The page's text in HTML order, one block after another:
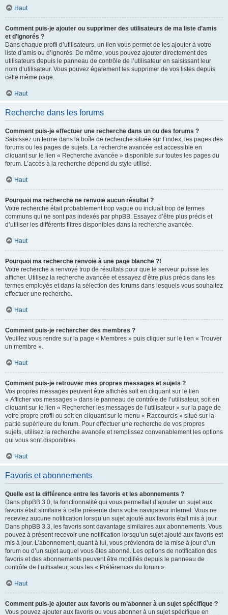
Haut
Comment puis-je ajouter ou supprimer des utilisateurs de ma liste d’amis
et d’ignorés ?
Dans chaque profil d’utilisateurs, un lien vous permet de les ajouter à votre
liste d’amis ou d’ignorés. De même, vous pouvez ajouter directement des
utilisateurs depuis le panneau de contrôle de l’utilisateur en saisissant leur
nom d’utilisateur. Vous pouvez également les supprimer de vos listes depuis
cette même page.
Haut
Recherche dans les forums
Comment puis-je effectuer une recherche dans un ou des forums ?
Saisissez un terme dans la boîte de recherche située sur l’index, les pages des
forums ou les pages de sujets. La recherche avancée est accessible en
cliquant sur le lien « Recherche avancée » disponible sur toutes les pages du
forum. L’accès à la recherche dépend du style utilisé.
Haut
Pourquoi ma recherche ne renvoie aucun résultat ?
Votre recherche était probablement trop vague ou incluait trop de termes
communs qui ne sont pas indexés par phpBB. Essayez d’être plus précis et
d’utiliser les différents filtres disponibles dans la recherche avancée.
Haut
Pourquoi ma recherche renvoie à une page blanche ?!
Votre recherche a renvoyé trop de résultats pour que le serveur puisse les
afficher. Utilisez la recherche avancée et essayez d’être plus précis dans les
termes employés et dans la sélection des forums dans lesquels vous souhaitez
effectuer une recherche.
Haut
Comment puis-je rechercher des membres ?
Veuillez vous rendre sur la page « Membres » puis cliquer sur le lien « Trouver
un membre ».
Haut
Comment puis-je retrouver mes propres messages et sujets ?
Vos propres messages peuvent être affichés soit en cliquant sur le lien
« Afficher vos messages » dans le panneau de contrôle de l’utilisateur, soit en
cliquant sur le lien « Rechercher les messages de l’utilisateur » sur la page de
votre propre profil ou soit en cliquant sur le menu « Raccourcis » situé sur la
partie supérieure du forum. Pour effectuer une recherche de vos propres
sujets, utilisez la recherche avancée et remplissez convenablement les options
qui vous sont disponibles.
Haut
Favoris et abonnements
Quelle est la différence entre les favoris et les abonnements ?
Dans phpBB 3.0, la fonctionnalité qui vous permettait d’ajouter un sujet aux
favoris était similaire à celle présente dans votre navigateur internet. Vous ne
receviez aucune notification lorsqu’un sujet ajouté aux favoris était mis à jour.
Dans phpBB 3.3, les favoris sont davantage similaires aux abonnements. Vous
pouvez à présent recevoir une notification lorsqu’un sujet ajouté aux favoris est
mis à jour. L’abonnement, quant à lui, vous préviendra de la mise à jour d’un
forum ou d’un sujet auquel vous êtes abonné. Les options de notification des
favoris et des abonnements peuvent être modifiés depuis le panneau de
contrôle de l’utilisateur, sous les « Préférences du forum ».
Haut
Comment puis-je ajouter aux favoris ou m’abonner à un sujet spécifique ?
Vous pouvez ajouter aux favoris ou vous abonner à un sujet spécifique en